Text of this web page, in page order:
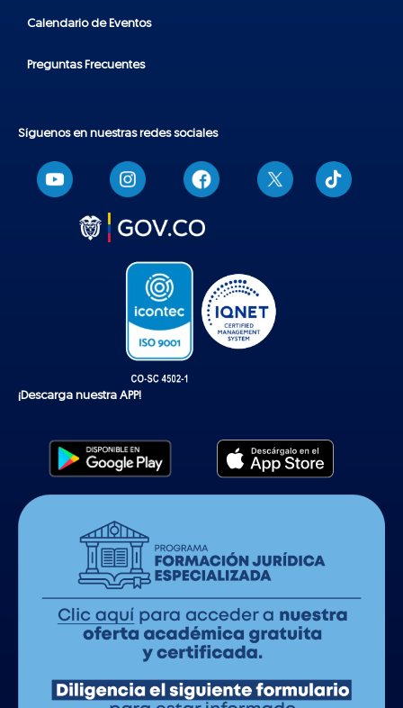
Calendario de Eventos
Preguntas Frecuentes
Síguenos en nuestras redes sociales
T
i
k
¡Descarga nuestra APP!